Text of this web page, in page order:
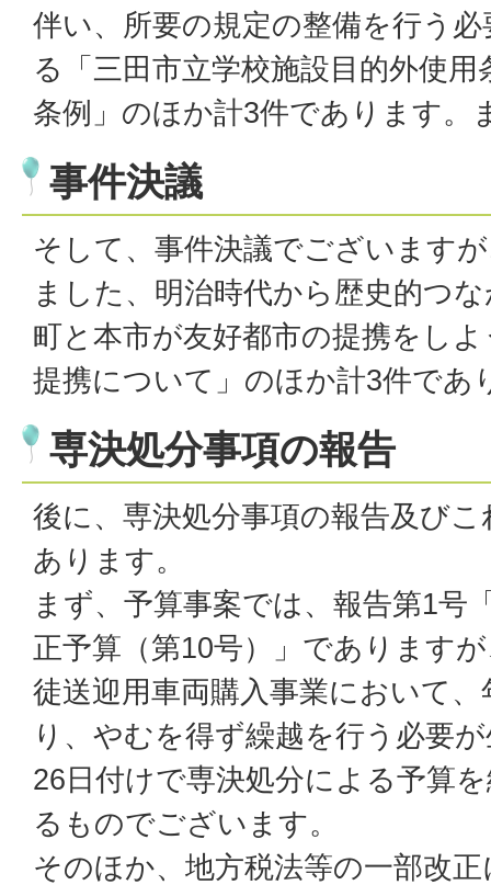
伴い、所要の規定の整備を行う
る「三田市立学校施設目的外使
条例」のほか計3件であります。
事件決議
そして、事件決議でございます
ました、明治時代から歴史的つ
町と本市が友好都市の提携をし
提携について」のほか計3件であ
専決処分事項の報告
後に、専決処分事項の報告及び
あります。
まず、予算事案では、報告第1号
正予算（第10号）」であります
徒送迎用車両購入事業において
り、やむを得ず繰越を行う必要
26日付けで専決処分による予算
るものでございます。
そのほか、地方税法等の一部改